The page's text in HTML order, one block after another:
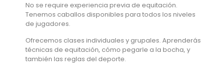
No se require experiencia previa de equitación.
Tenemos caballos disponibles para todos los niveles
de jugadores.
Ofrecemos clases individuales y grupales. Aprenderás
técnicas de equitación, cómo pegarle a la bocha, y
también las reglas del deporte.